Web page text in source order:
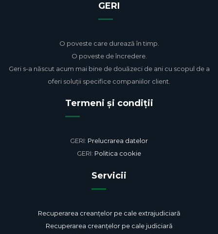
GERI
O poveste care durează în timp.
O poveste de încredere.
Geri s-a născut acum mai bine de douăzeci de ani cu scopul de a
oferi soluții specifice companiilor client.
Termeni și condiții
GERI: Prelucrarea datelor
GERI: Politica cookie
Servicii
Recuperarea creanțelor pe cale extrajudiciară
Recuperarea creanțelor pe cale judiciară